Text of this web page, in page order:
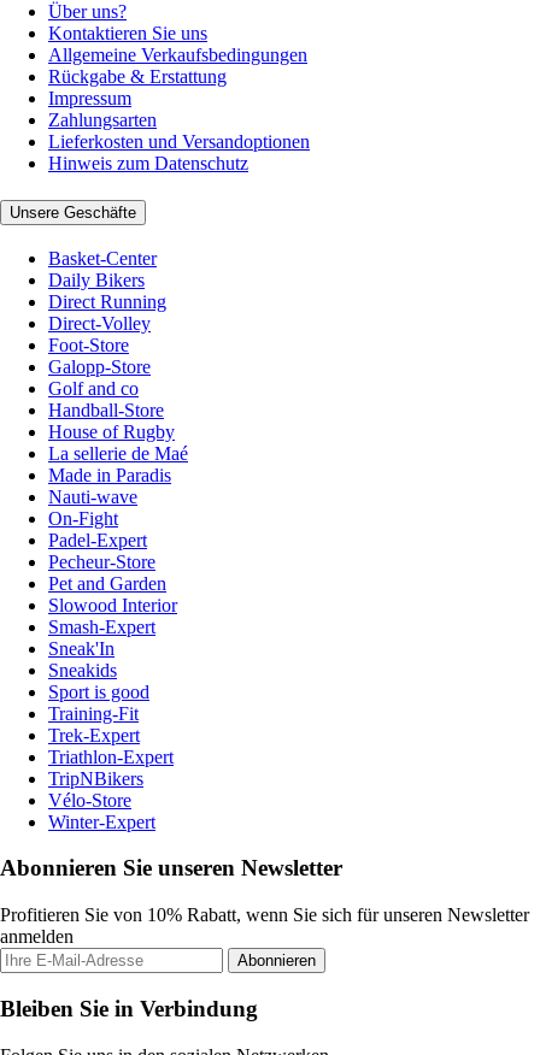
Über uns?
Kontaktieren Sie uns
Allgemeine Verkaufsbedingungen
Rückgabe & Erstattung
Impressum
Zahlungsarten
Lieferkosten und Versandoptionen
Hinweis zum Datenschutz
Unsere Geschäfte
Basket-Center
Daily Bikers
Direct Running
Direct-Volley
Foot-Store
Galopp-Store
Golf and co
Handball-Store
House of Rugby
La sellerie de Maé
Made in Paradis
Nauti-wave
On-Fight
Padel-Expert
Pecheur-Store
Pet and Garden
Slowood Interior
Smash-Expert
Sneak'In
Sneakids
Sport is good
Training-Fit
Trek-Expert
Triathlon-Expert
TripNBikers
Vélo-Store
Winter-Expert
Abonnieren Sie unseren Newsletter
Profitieren Sie von 10% Rabatt, wenn Sie sich für unseren Newsletter
anmelden
Abonnieren
Bleiben Sie in Verbindung